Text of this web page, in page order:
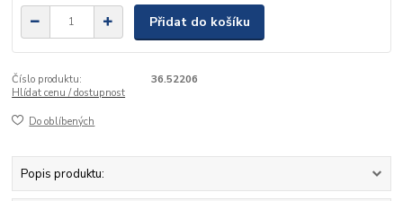
Přidat do košíku
Číslo produktu:
36.52206
Hlídat cenu / dostupnost
Do oblíbených
Popis produktu: